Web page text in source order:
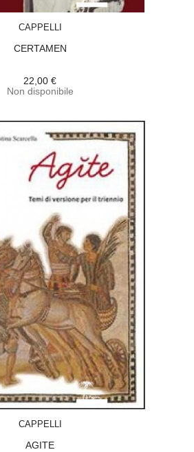
CAPPELLI
CERTAMEN
22,00 €
Non disponibile
CAPPELLI
AGITE